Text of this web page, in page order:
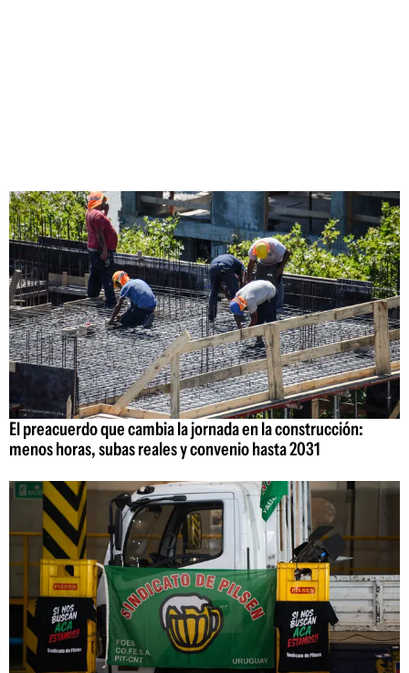
El preacuerdo que cambia la jornada en la construcción:
menos horas, subas reales y convenio hasta 2031